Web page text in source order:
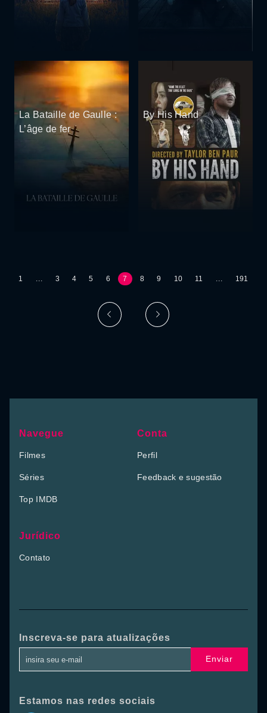
La Bataille de Gaulle :
L’âge de fer
By His Hand
1 3 4 5 6 7 8 9 10 11 191
Navegue
Filmes
Séries
Top IMDB
Conta
Perfil
Feedback e sugestão
Jurídico
Contato
Inscreva-se para atualizações
Enviar
Estamos nas redes sociais